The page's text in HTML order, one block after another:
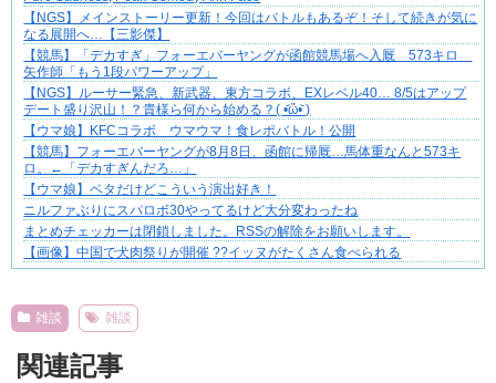
【NGS】メインストーリー更新！今回はバトルもあるぞ！そして続きが気に
なる展開へ…【三影傑】
【競馬】「デカすぎ」フォーエバーヤングが函館競馬場へ入厩 573キロ
矢作師「もう1段パワーアップ」
【NGS】ルーサー緊急、新武器、東方コラボ、EXレベル40… 8/5はアップ
デート盛り沢山！？貴様ら何から始める？( •᷄ὤ•᷅ )
【ウマ娘】KFCコラボ ウマウマ！食レポバトル！公開
【競馬】フォーエバーヤングが8月8日、函館に帰厩…馬体重なんと573キ
ロ。←「デカすぎんだろ…」
【ウマ娘】ベタだけどこういう演出好き！
ニルファぶりにスパロボ30やってるけど大分変わったね
まとめチェッカーは閉鎖しました。RSSの解除をお願いします。
【画像】中国で犬肉祭りが開催 ??イッヌがたくさん食べられる
雑談 雑談
関連記事